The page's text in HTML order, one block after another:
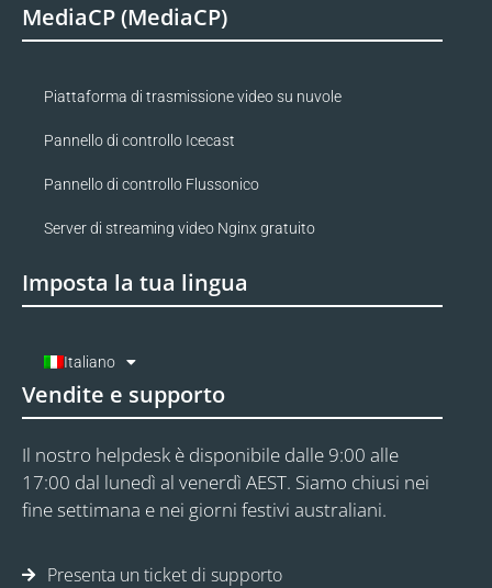
MediaCP (MediaCP)
Piattaforma di trasmissione video su nuvole
Pannello di controllo Icecast
Pannello di controllo Flussonico
Server di streaming video Nginx gratuito
Imposta la tua lingua
Italiano
Vendite e supporto
Il nostro helpdesk è disponibile dalle 9:00 alle
17:00 dal lunedì al venerdì AEST. Siamo chiusi nei
fine settimana e nei giorni festivi australiani.
Presenta un ticket di supporto